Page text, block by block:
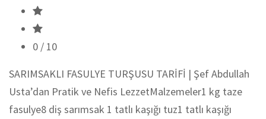
0 / 10
SARIMSAKLI FASULYE TURŞUSU TARİFİ | Şef Abdullah
Usta’dan Pratik ve Nefis LezzetMalzemeler1 kg taze
fasulye8 diş sarımsak 1 tatlı kaşığı tuz1 tatlı kaşığı